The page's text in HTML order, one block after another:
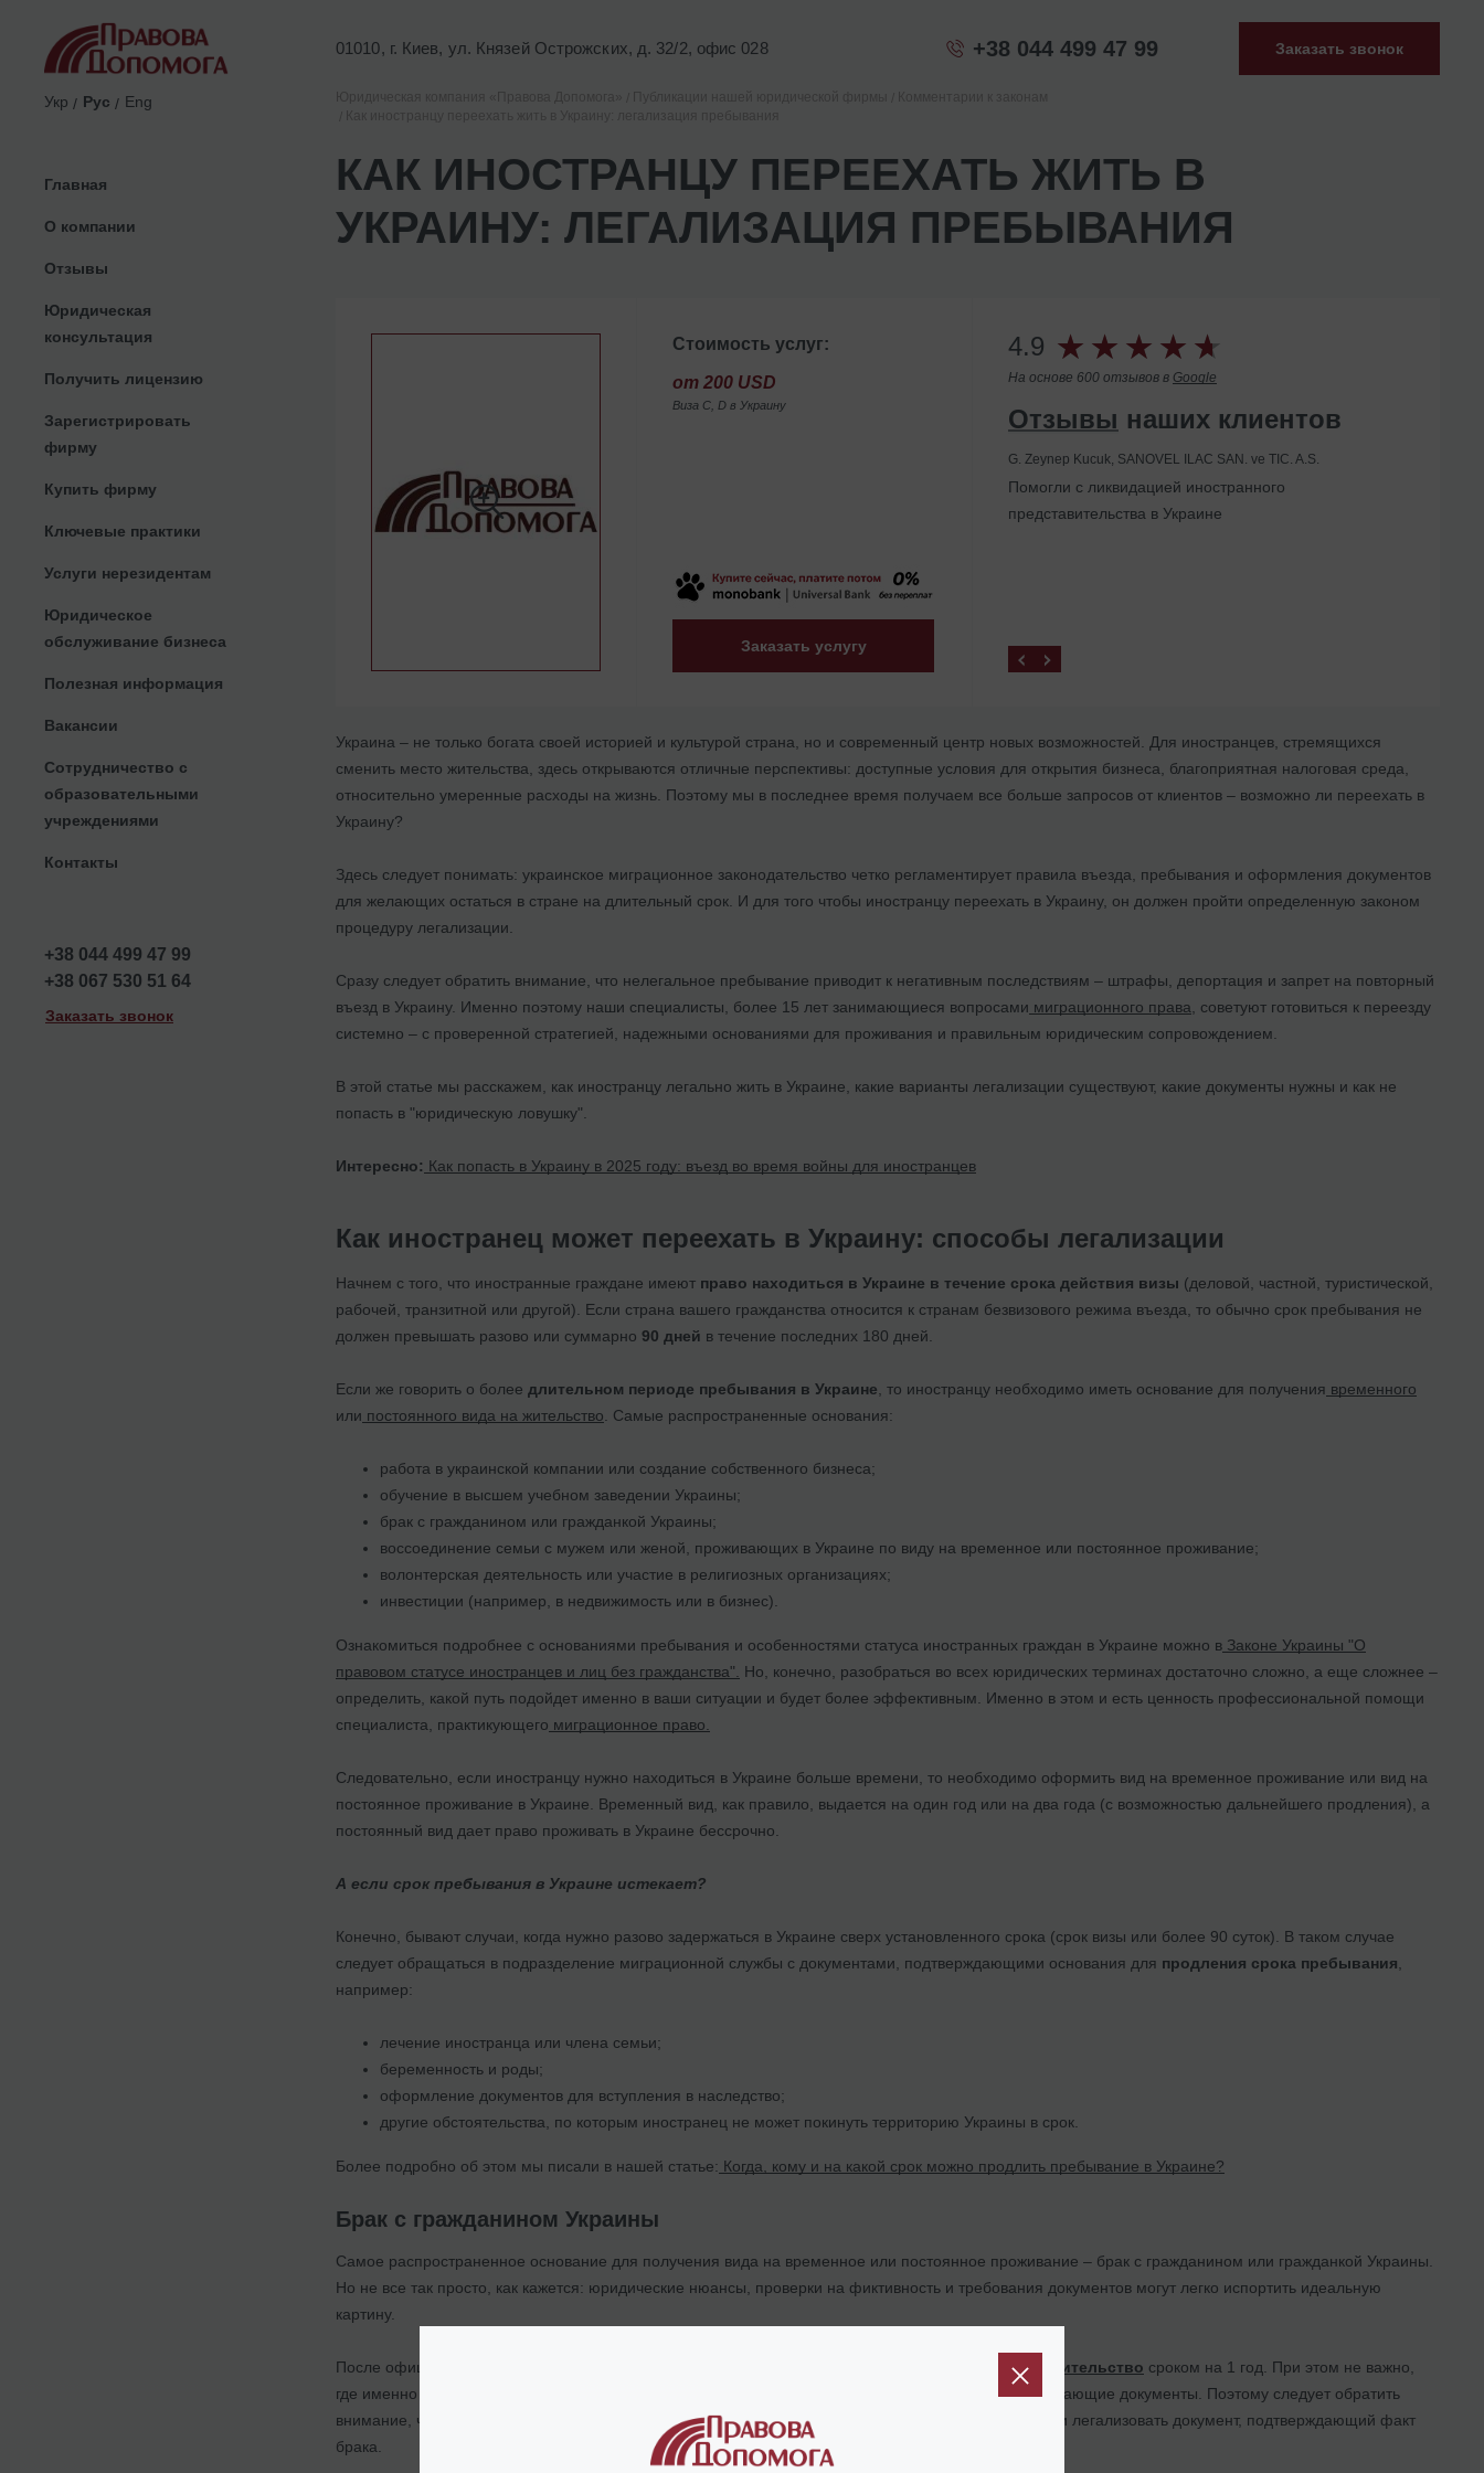
01010, г. Киев, ул. Князей Острожских, д. 32/2, офис 028 +38 044 499 47 99 Заказать звонок
Укр Рус Eng
Главная
О компании
Отзывы
Юридическая
консультация
Получить лицензию
Зарегистрировать
фирму
Купить фирму
Ключевые практики
Услуги нерезидентам
Юридическое
обслуживание бизнеса
Полезная информация
Вакансии
Сотрудничество с
образовательными
учреждениями
Контакты
+38 044 499 47 99
+38 067 530 51 64
Заказать звонок
КАК ИНОСТРАНЦУ ПЕРЕЕХАТЬ ЖИТЬ В
УКРАИНУ: ЛЕГАЛИЗАЦИЯ ПРЕБЫВАНИЯ
Стоимость услуг:
от 200 USD
Виза С, D в Украину
Заказать услугу
4.9
На основе 600 отзывов в Google
Отзывы наших клиентов
G. Zeynep Kucuk, SANOVEL ILAC SAN. ve TIC. A.S.
Помогли с ликвидацией иностранного
представительства в Украине
Украина – не только богата своей историей и культурой страна, но и современный центр новых возможностей. Для иностранцев, стремящихся
сменить место жительства, здесь открываются отличные перспективы: доступные условия для открытия бизнеса, благоприятная налоговая среда,
относительно умеренные расходы на жизнь. Поэтому мы в последнее время получаем все больше запросов от клиентов – возможно ли переехать в
Украину?
Здесь следует понимать: украинское миграционное законодательство четко регламентирует правила въезда, пребывания и оформления документов
для желающих остаться в стране на длительный срок. И для того чтобы иностранцу переехать в Украину, он должен пройти определенную законом
процедуру легализации.
Сразу следует обратить внимание, что нелегальное пребывание приводит к негативным последствиям – штрафы, депортация и запрет на повторный
въезд в Украину. Именно поэтому наши специалисты, более 15 лет занимающиеся вопросами миграционного права , советуют готовиться к переезду
системно – с проверенной стратегией, надежными основаниями для проживания и правильным юридическим сопровождением.
В этой статье мы расскажем, как иностранцу легально жить в Украине, какие варианты легализации существуют, какие документы нужны и как не
попасть в "юридическую ловушку".
Интересно: Как попасть в Украину в 2025 году: въезд во время войны для иностранцев
Как иностранец может переехать в Украину: способы легализации
Начнем с того, что иностранные граждане имеют право находиться в Украине в течение срока действия визы (деловой, частной, туристической,
рабочей, транзитной или другой). Если страна вашего гражданства относится к странам безвизового режима въезда, то обычно срок пребывания не
должен превышать разово или суммарно 90 дней в течение последних 180 дней.
Если же говорить о более длительном периоде пребывания в Украине , то иностранцу необходимо иметь основание для получения временного
или постоянного вида на жительство . Самые распространенные основания:
работа в украинской компании или создание собственного бизнеса;
обучение в высшем учебном заведении Украины;
брак с гражданином или гражданкой Украины;
воссоединение семьи с мужем или женой, проживающих в Украине по виду на временное или постоянное проживание;
волонтерская деятельность или участие в религиозных организациях;
инвестиции (например, в недвижимость или в бизнес).
Ознакомиться подробнее с основаниями пребывания и особенностями статуса иностранных граждан в Украине можно в Законе Украины "О
правовом статусе иностранцев и лиц без гражданства".
Но, конечно, разобраться во всех юридических терминах достаточно сложно, а еще сложнее –
определить, какой путь подойдет именно в ваши ситуации и будет более эффективным. Именно в этом и есть ценность профессиональной помощи
специалиста, практикующего миграционное право.
Следовательно, если иностранцу нужно находиться в Украине больше времени, то необходимо оформить вид на временное проживание или вид на
постоянное проживание в Украине. Временный вид, как правило, выдается на один год или на два года (с возможностью дальнейшего продления), а
постоянный вид дает право проживать в Украине бессрочно.
А если срок пребывания в Украине истекает?
Конечно, бывают случаи, когда нужно разово задержаться в Украине сверх установленного срока (срок визы или более 90 суток). В таком случае
следует обращаться в подразделение миграционной службы с документами, подтверждающими основания для продления срока пребывания
например:
лечение иностранца или члена семьи;
беременность и роды;
оформление документов для вступления в наследство;
другие обстоятельства, по которым иностранец не может покинуть территорию Украины в срок.
Более подробно об этом мы писали в нашей статье: Когда, кому и на какой срок можно продлить пребывание в Украине?
Брак с гражданином Украины
Самое распространенное основание для получения вида на временное или постоянное проживание – брак с гражданином или гражданкой Украины.
Но не все так просто, как кажется: юридические нюансы, проверки на фиктивность и требования документов могут легко испортить идеальную
картину.
После официальной регистрации брака иностранец имеет получить временный вид на жительство сроком на 1 год. При этом не важно,
где именно заключен брак – в Украине или за границей. Главное – правильно оформить подтверждающие документы. Поэтому следует обратить
внимание, что в зависимости от иностранной страны, где заключен брак, нужно апостилировать или легализовать документ, подтверждающий факт
брака.